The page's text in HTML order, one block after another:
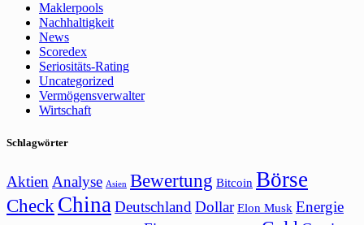
Maklerpools
Nachhaltigkeit
News
Scoredex
Seriositäts-Rating
Uncategorized
Vermögensverwalter
Wirtschaft
Schlagwörter
Aktien Analyse Asien Bewertung Bitcoin Börse
Check China Deutschland Dollar Elon Musk Energie